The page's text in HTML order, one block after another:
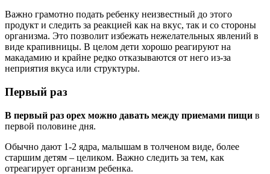
Важно грамотно подать ребенку неизвестный до этого
продукт и следить за реакцией как на вкус, так и со стороны
организма. Это позволит избежать нежелательных явлений в
виде крапивницы. В целом дети хорошо реагируют на
макадамию и крайне редко отказываются от него из-за
неприятия вкуса или структуры.
Первый раз
В первый раз орех можно давать между приемами пищи в
первой половине дня.
Обычно дают 1-2 ядра, малышам в толченом виде, более
старшим детям – целиком. Важно следить за тем, как
отреагирует организм ребенка.